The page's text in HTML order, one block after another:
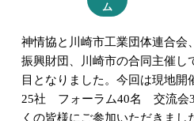
ム
神情協と川崎市工業団体連合会
振興財団、川崎市の合同主催し
目となりました。今回は現地開
25社 フォーラム40名 交流会
くの皆様にご参加いただきま